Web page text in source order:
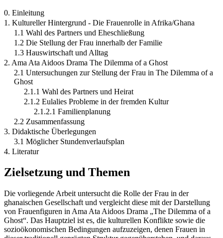
0. Einleitung
1. Kultureller Hintergrund - Die Frauenrolle in Afrika/Ghana
1.1 Wahl des Partners und Eheschließung
1.2 Die Stellung der Frau innerhalb der Familie
1.3 Hauswirtschaft und Alltag
2. Ama Ata Aidoos Drama The Dilemma of a Ghost
2.1 Untersuchungen zur Stellung der Frau in The Dilemma of a
Ghost
2.1.1 Wahl des Partners und Heirat
2.1.2 Eulalies Probleme in der fremden Kultur
2.1.2.1 Familienplanung
2.2 Zusammenfassung
3. Didaktische Überlegungen
3.1 Möglicher Stundenverlaufsplan
4. Literatur
Zielsetzung und Themen
Die vorliegende Arbeit untersucht die Rolle der Frau in der
ghanaischen Gesellschaft und vergleicht diese mit der Darstellung
von Frauenfiguren in Ama Ata Aidoos Drama „The Dilemma of a
Ghost“. Das Hauptziel ist es, die kulturellen Konflikte sowie die
sozioökonomischen Bedingungen aufzuzeigen, denen Frauen in